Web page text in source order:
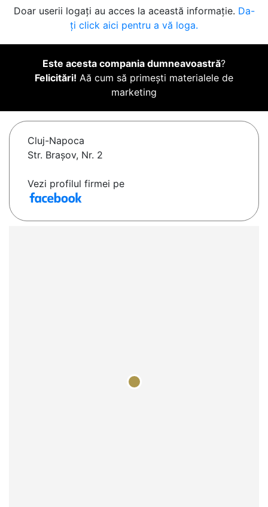
Doar userii logați au acces la această informație. Da-
ți click aici pentru a vă loga.
Este acesta compania dumneavoastră?
Felicitări! Aă cum să primești materialele de
marketing
Cluj-Napoca
Str. Brașov, Nr. 2
Vezi profilul firmei pe